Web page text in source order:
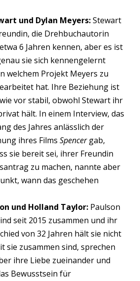
und Dylan Meyers:Stewart
die Drehbuchautorin
6 Jahren kennen, aber es ist
sie sich kennengelernt
welchem Projekt Meyers zu
hat. Ihre Beziehung ist
vor stabil, obwohl Stewart ihr
hält. In einem Interview, das
des Jahres anlässlich der
ihres Films Spencergab,
sie bereit sei, ihrer Freundin
zu machen, nannte aber
wann das geschehen
und Holland Taylor: Paulson
seit 2015 zusammen und ihr
von 32 Jahren hält sie nicht
sie zusammen sind, sprechen
ihre Liebe zueinander und
Bewusstsein für